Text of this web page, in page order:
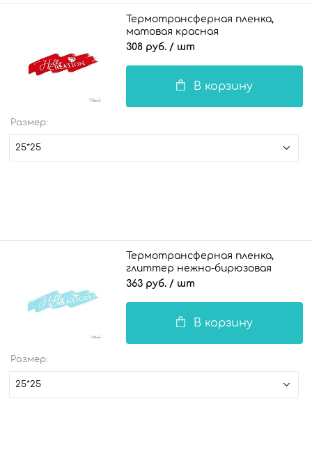
Термотрансферная пленка,
матовая красная
308 руб. / шт
В корзину
Размер:
25*25
Термотрансферная пленка,
глиттер нежно-бирюзовая
363 руб. / шт
В корзину
Размер:
25*25